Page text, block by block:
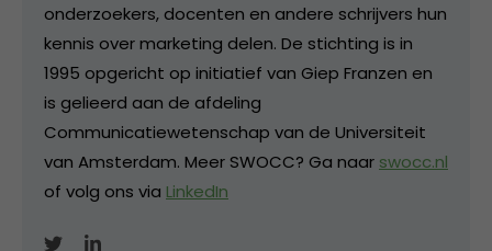
onderzoekers, docenten en andere schrijvers hun
kennis over marketing delen. De stichting is in
1995 opgericht op initiatief van Giep Franzen en
is gelieerd aan de afdeling
Communicatiewetenschap van de Universiteit
van Amsterdam. Meer SWOCC? Ga naar swocc.nl
of volg ons via LinkedIn